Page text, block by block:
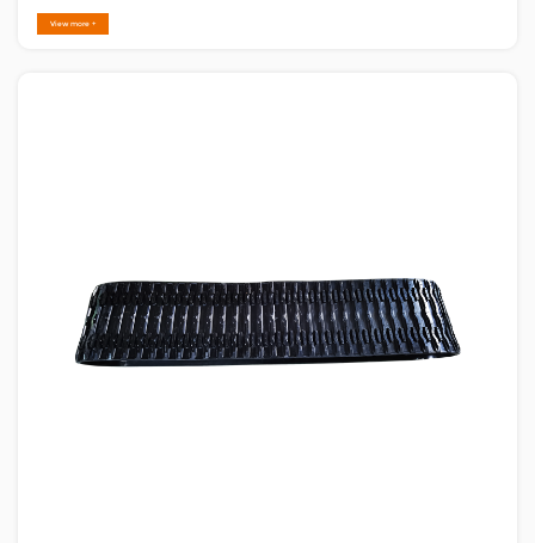
quaerunt ad aequabilitatem perficiendi,
View more +